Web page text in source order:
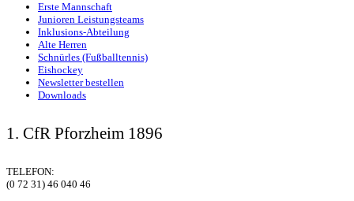
Erste Mannschaft
Junioren Leistungsteams
Inklusions-Abteilung
Alte Herren
Schnürles (Fußballtennis)
Eishockey
Newsletter bestellen
Downloads
1. CfR Pforzheim 1896
TELEFON:
(0 72 31) 46 040 46